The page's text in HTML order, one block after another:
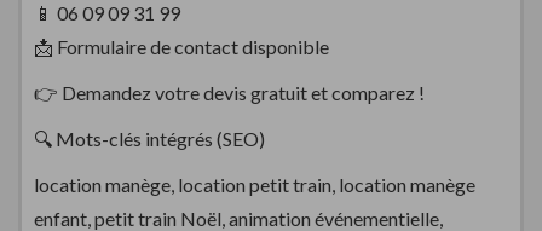
📱 06 09 09 31 99
📩 Formulaire de contact disponible
👉 Demandez votre devis gratuit et comparez !
🔍 Mots-clés intégrés (SEO)
location manège, location petit train, location manège
enfant, petit train Noël, animation événementielle,